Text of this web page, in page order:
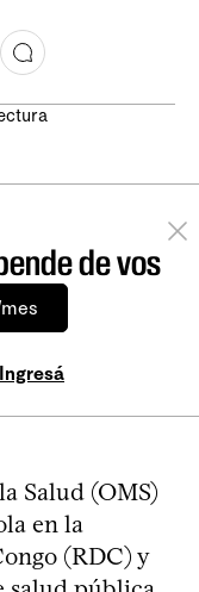
de vos
Ingresá
Salud (OMS)
en la
(RDC) y